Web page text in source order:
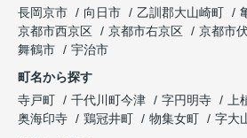
長岡京市
向日市 乙訓郡大山崎町
京都市西京区
京都市右京区 京都市
舞鶴市
宇治市
町名から探す
寺戸町
千代川町今津 字円明寺 上
奥海印寺
鶏冠井町 物集女町 字大